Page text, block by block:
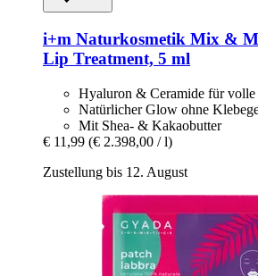
i+m Naturkosmetik Mix &
Lip Treatment, 5 ml
Hyaluron & Ceramide für
Natürlicher Glow ohne
Mit Shea- & Kakaobutter
€ 11,99 (€ 2.398,00 / l)
Zustellung bis 12. August